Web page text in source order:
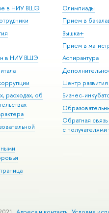
в НИУ ВШЭ
в НИУ ВШЭ
расходах, об
Олимпиады
Прием в
Вышка+
Прием в
Аспирантура
Центр
Бизнес-
Обратная
с получателями